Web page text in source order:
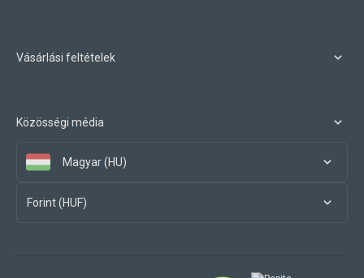
Vásárlási feltételek
Közösségi média
Magyar (HU)
Forint (HUF)